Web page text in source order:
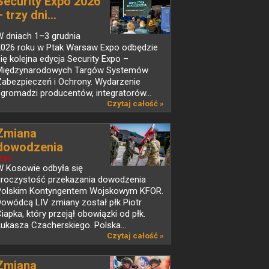
trzy dni...
dniach 1–3 grudnia
roku w Ptak Warsaw Expo odbędzie
kolejna edycja Security Expo –
Targów Systemów
i Ochrony. Wydarzenie
producentów, integratorów...
Czytaj całość »
Kosowie odbyła się
przekazania dowodzenia
Kontyngentem Wojskowym KFOR.
LIV zmiany został płk Piotr
który przejął obowiązki od płk.
Czacherskiego. Polska...
Czytaj całość »